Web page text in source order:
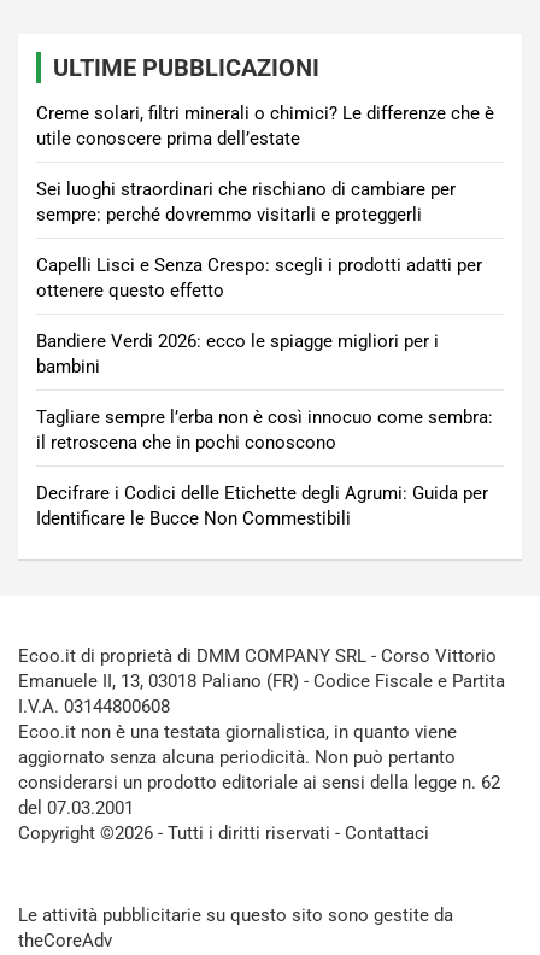
ULTIME PUBBLICAZIONI
Creme solari, filtri minerali o chimici? Le differenze che è
utile conoscere prima dell’estate
Sei luoghi straordinari che rischiano di cambiare per
sempre: perché dovremmo visitarli e proteggerli
Capelli Lisci e Senza Crespo: scegli i prodotti adatti per
ottenere questo effetto
Bandiere Verdi 2026: ecco le spiagge migliori per i
bambini
Tagliare sempre l’erba non è così innocuo come sembra:
il retroscena che in pochi conoscono
Decifrare i Codici delle Etichette degli Agrumi: Guida per
Identificare le Bucce Non Commestibili
Ecoo.it di proprietà di DMM COMPANY SRL - Corso Vittorio
Emanuele II, 13, 03018 Paliano (FR) - Codice Fiscale e Partita
I.V.A. 03144800608
Ecoo.it non è una testata giornalistica, in quanto viene
aggiornato senza alcuna periodicità. Non può pertanto
considerarsi un prodotto editoriale ai sensi della legge n. 62
del 07.03.2001
Copyright ©2026 - Tutti i diritti riservati - Contattaci
Le attività pubblicitarie su questo sito sono gestite da
theCoreAdv